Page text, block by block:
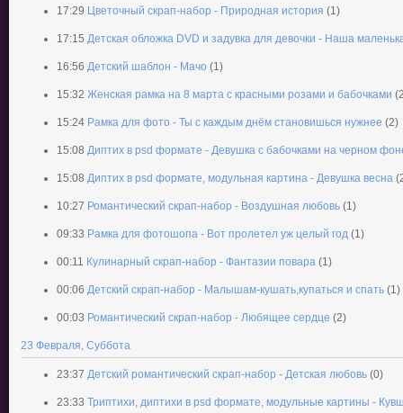
17:29 Цветочный скрап-набор - Природная история (1)
17:15 Детская обложка DVD и задувка для девочки - Наша
16:56 Детский шаблон - Мачо (1)
15:32 Женская рамка на 8 марта с красными розами и бабочками
15:24 Рамка для фото - Ты с каждым днём становишься нужнее (2)
15:08 Диптих в psd формате - Девушка с бабочками на черном
15:08 Диптих в psd формате, модульная картина - Девушка весна
10:27 Романтический скрап-набор - Воздушная любовь (1)
09:33 Рамка для фотошопа - Вот пролетел уж целый год (1)
00:11 Кулинарный скрап-набор - Фантазии повара (1)
00:06 Детский скрап-набор - Малышам-кушать,купаться и спать (1)
00:03 Романтический скрап-набор - Любящее сердце (2)
23 Февраля, Суббота
23:37 Детский романтический скрап-набор - Детская любовь (0)
23:33 Триптихи, диптихи в psd формате, модульные картины -